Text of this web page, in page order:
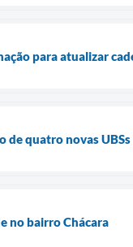
para atualizar
quatro novas
no bairro Chácara